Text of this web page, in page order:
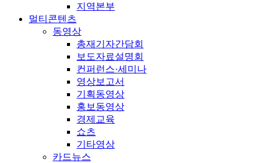
지역본부
멀티콘텐츠
동영상
총재기자간담회
보도자료설명회
컨퍼런스·세미나
영상보고서
기획동영상
홍보동영상
경제교육
쇼츠
기타영상
카드뉴스